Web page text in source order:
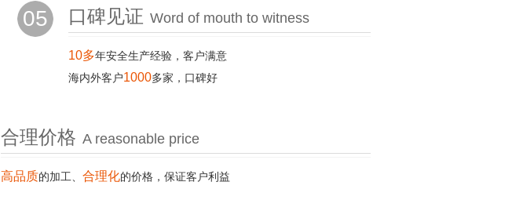
05 口碑见证 Word of mouth to witness
10多年安全生产经验，客户满意
海内外客户1000多家，口碑好
合理价格 A reasonable price
高品质的加工、 合理化的价格，保证客户利益